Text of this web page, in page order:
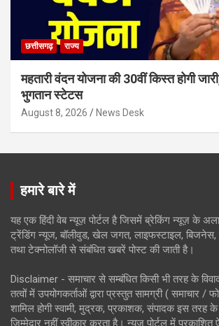
छत्तीसगढ़ राज्य
महतारी वंदन योजना की 30वीं किस्त होगी
भुगतान स्टेटस
August 8, 2026 News Desk
हमारे बारे में
यह एक हिंदी वेब न्यूज़ पोर्टल है जिसमें ब्रेकिंग न्यूज़ के
ट्रेंडिंग न्यूज, बॉलीवुड, खेल जगत, लाइफस्टाइल, बिजनेस,
तथा टेक्नोलॉजी से संबंधित खबरें पोस्ट की जाती है।
Disclaimer - समाचार से सम्बंधित किसी भी तरह के
तत्वों में उपयोगकर्ताओं द्वारा प्रस्तुत सामग्री ( समाचार /
शामिल होगी स्वामी, मुद्रक, प्रकाशक, संपादक इस तरह के
ज़िम्मेदार नहीं स्वीकार करता है। न्यूज़ पोर्टल में प्रकाशित